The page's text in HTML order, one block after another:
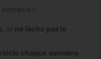
!
je ne lâche pas le
chaque semaine